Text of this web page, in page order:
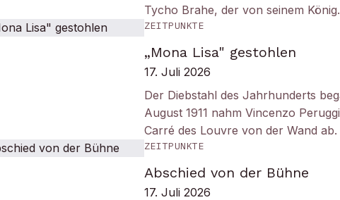
Tycho Brahe, der von seinem
ZEITPUNKTE
„Mona Lisa" gestohlen
17. Juli 2026
Der Diebstahl des Jahrhunderts
August 1911 nahm Vincenzo
Carré des Louvre von der Wand
ZEITPUNKTE
Abschied von der Bühne
17. Juli 2026